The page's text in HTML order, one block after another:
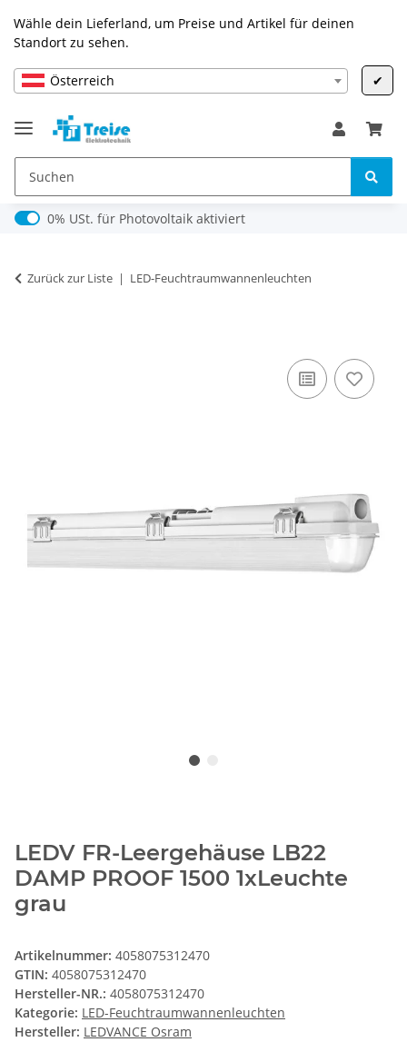
Wähle dein Lieferland, um Preise und Artikel für deinen
Standort zu sehen.
Österreich ✔
0% USt. für Photovoltaik (§ 12 Abs. 3 UStG)
0% USt. für Photovoltaik aktiviert
Zurück zur Liste LED-Feuchtraumwannenleuchten
LEDV FR-Leergehäuse LB22
DAMP PROOF 1500 1xLeuchte
grau
Artikelnummer: 4058075312470
GTIN: 4058075312470
Hersteller-NR.: 4058075312470
Kategorie: LED-Feuchtraumwannenleuchten
Hersteller: LEDVANCE Osram